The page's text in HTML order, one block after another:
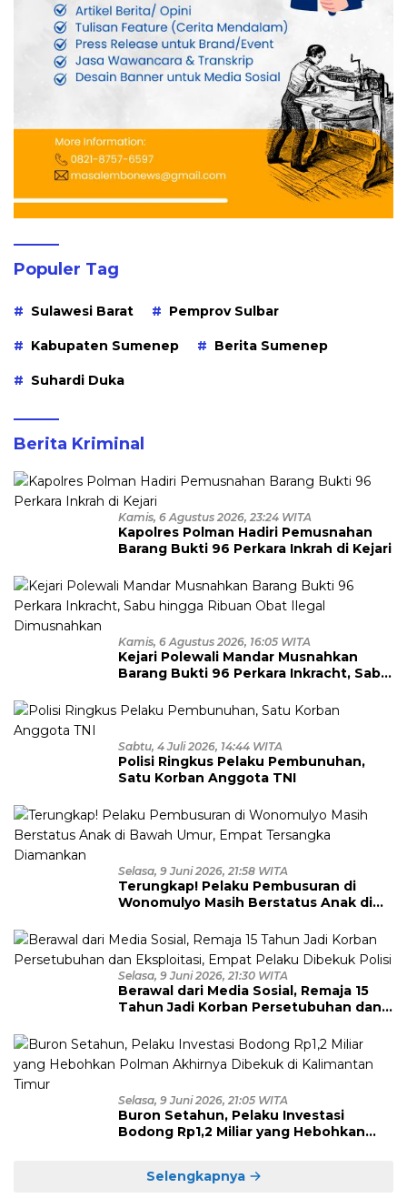
Populer Tag
Sulawesi Barat Pemprov Sulbar
Kabupaten Sumenep Berita Sumenep
Suhardi Duka
Berita Kriminal
Kamis, 6 Agustus 2026, 23:24 WITA
Kapolres Polman Hadiri Pemusnahan
Barang Bukti 96 Perkara Inkrah di Kejari
Kamis, 6 Agustus 2026, 16:05 WITA
Kejari Polewali Mandar Musnahkan
Barang Bukti 96 Perkara Inkracht, Sabu
Dimusnahkan
Sabtu, 4 Juli 2026, 14:44 WITA
Polisi Ringkus Pelaku Pembunuhan,
Satu Korban Anggota TNI
Selasa, 9 Juni 2026, 21:58 WITA
Terungkap! Pelaku Pembusuran di
Wonomulyo Masih Berstatus Anak di
Diamankan
Selasa, 9 Juni 2026, 21:30 WITA
Berawal dari Media Sosial, Remaja 15
Tahun Jadi Korban Persetubuhan dan
Polisi
Selasa, 9 Juni 2026, 21:05 WITA
Buron Setahun, Pelaku Investasi
Bodong Rp1,2 Miliar yang Hebohkan
Selengkapnya